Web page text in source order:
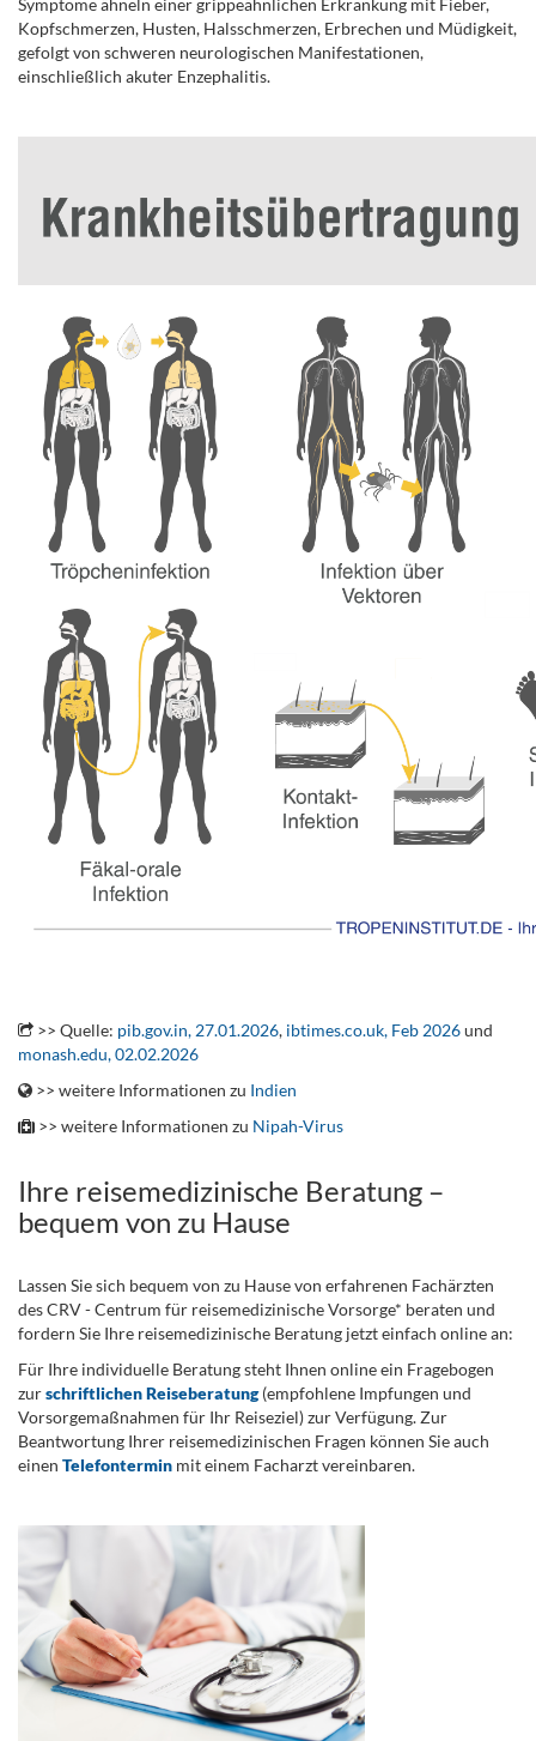
Symptome ähneln einer grippeähnlichen Erkrankung mit Fieber,
Kopfschmerzen, Husten, Halsschmerzen, Erbrechen und Müdigkeit,
gefolgt von schweren neurologischen Manifestationen,
einschließlich akuter Enzephalitis.
>> Quelle: pib.gov.in, 27.01.2026, ibtimes.co.uk, Feb 2026und
monash.edu, 02.02.2026
>> weitere Informationen zu Indien
>> weitere Informationen zu Nipah-Virus
Ihre reisemedizinische Beratung –
bequem von zu Hause
Lassen Sie sich bequem von zu Hause von erfahrenen Fachärzten
des CRV - Centrum für reisemedizinische Vorsorge* beraten und
fordern Sie Ihre reisemedizinische Beratung jetzt einfach online an:
Für Ihre individuelle Beratung steht Ihnen online ein Fragebogen
zurschriftlichen Reiseberatung(empfohlene Impfungen und
Vorsorgemaßnahmen für Ihr Reiseziel) zur Verfügung. Zur
Beantwortung Ihrer reisemedizinischen Fragen können Sie auch
einen Telefontermin mit einem Facharzt vereinbaren.